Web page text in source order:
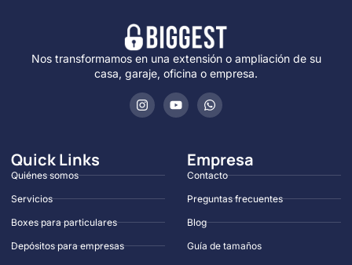
Nos transformamos en una extensión o ampliación de su
casa, garaje, oficina o empresa.
Quick Links
Quiénes somos
Servicios
Boxes para particulares
Depósitos para empresas
Empresa
Contacto
Preguntas frecuentes
Blog
Guía de tamaños